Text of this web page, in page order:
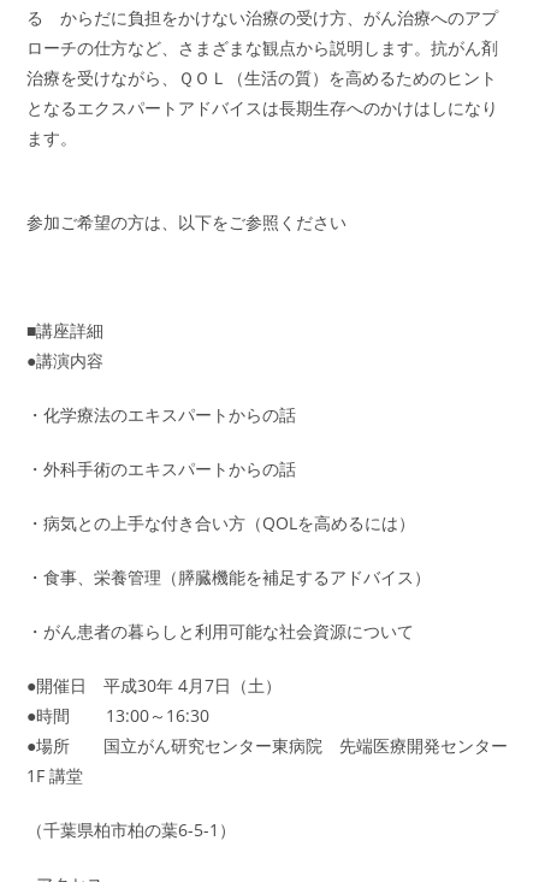
る からだに負担をかけない治療の受け方、がん治療へのアプ
ローチの仕方など、さまざまな観点から説明します。抗がん剤
治療を受けながら、ＱＯＬ（生活の質）を高めるためのヒント
となるエクスパートアドバイスは長期生存へのかけはしになり
ます。
参加ご希望の方は、以下をご参照ください
■講座詳細
●講演内容
・化学療法のエキスパートからの話
・外科手術のエキスパートからの話
・病気との上手な付き合い方（QOLを高めるには）
・食事、栄養管理（膵臓機能を補足するアドバイス）
・がん患者の暮らしと利用可能な社会資源について
●開催日 平成30年 4月7日（土）
●時間 13:00～16:30
●場所 国立がん研究センター東病院 先端医療開発センター
1F 講堂
（千葉県柏市柏の葉6-5-1）